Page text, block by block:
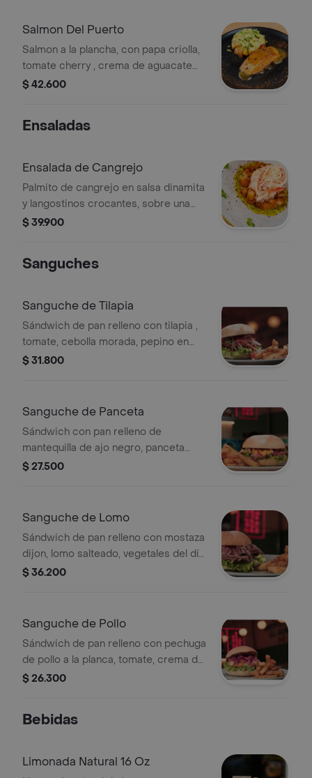
Salmon Del Puerto
Salmon a la plancha, con papa criolla,
tomate cherry , crema de aguacate
acompañado con salsa de maracuya
$ 42.600
Ensaladas
Ensalada de Cangrejo
Palmito de cangrejo en salsa dinamita
y langostinos crocantes, sobre una
cama de crema de aguacate.
$ 39.900
Sanguches
Sanguche de Tilapia
Sándwich de pan relleno con tilapia ,
tomate, cebolla morada, pepino en
rodajas, salsa de ceviche ,salsa de la
$ 31.800
Sanguche de Panceta
Sándwich con pan relleno de
mantequilla de ajo negro, panceta
marinada, salsa de la casa, ají amarillo,
$ 27.500
Sanguche de Lomo
Sándwich de pan relleno con mostaza
dijon, lomo salteado, vegetales del día,
cebolla caramelizada y rúgula.
$ 36.200
Sanguche de Pollo
Sándwich de pan relleno con pechuga
de pollo a la planca, tomate, crema de
aguacate, cebolla morada, mayo
$ 26.300
Bebidas
Limonada Natural 16 Oz